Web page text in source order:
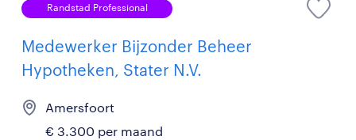
Randstad Professional
Medewerker Bijzonder Beheer
Hypotheken, Stater N.V.
Amersfoort
€ 3.300 per maand